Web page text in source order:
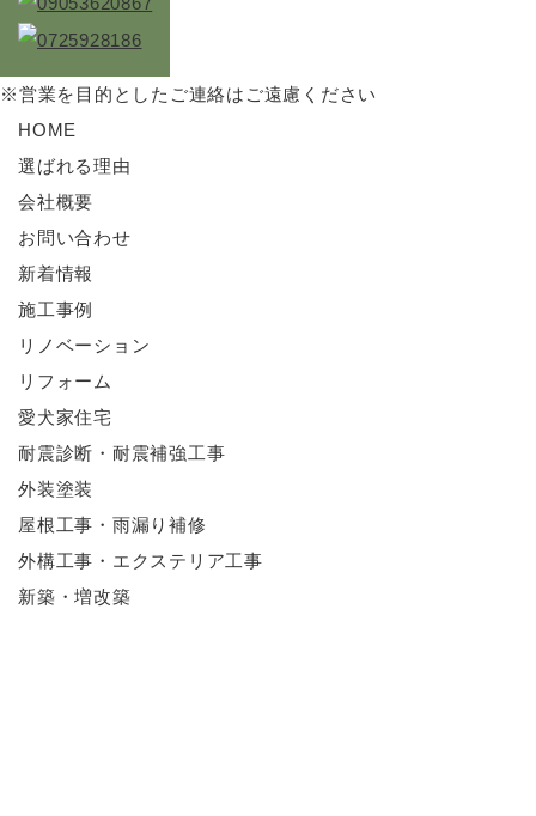
※営業を目的としたご連絡はご遠慮ください
HOME
選ばれる理由
会社概要
お問い合わせ
新着情報
施工事例
リノベーション
リフォーム
愛犬家住宅
耐震診断・耐震補強工事
外装塗装
屋根工事・雨漏り補修
外構工事・エクステリア工事
新築・増改築